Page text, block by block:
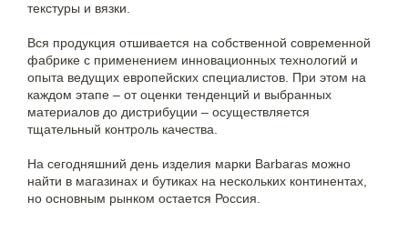
текстуры и вязки.
Вся продукция отшивается на собственной современной
фабрике с применением инновационных технологий и
опыта ведущих европейских специалистов. При этом на
каждом этапе – от оценки тенденций и выбранных
материалов до дистрибуции – осуществляется
тщательный контроль качества.
На сегодняшний день изделия марки Barbaras можно
найти в магазинах и бутиках на нескольких континентах,
но основным рынком остается Россия.